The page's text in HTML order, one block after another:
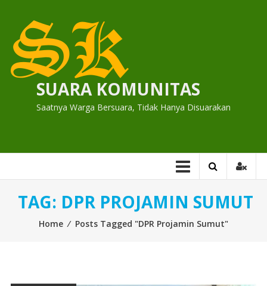
content
SUARA KOMUNITAS
Saatnya Warga Bersuara, Tidak Hanya Disuarakan
TAG: DPR PROJAMIN SUMUT
Home ⁄ Posts Tagged "DPR Projamin Sumut"